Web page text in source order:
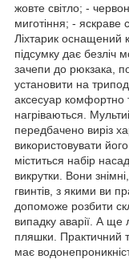
жовте світло; -
миготіння; - яскраве
Ліхтарик оснащений
підсумку дає безліч
зачепи до рюкзака,
установити на
аксесуар комфортно
нагріваються.
передбачено виріз
використовувати
міститься набір
викрутки. Вони
гвинтів, з якими ви
допоможе розбити
випадку аварії. А ще
пляшки. Практичний
має